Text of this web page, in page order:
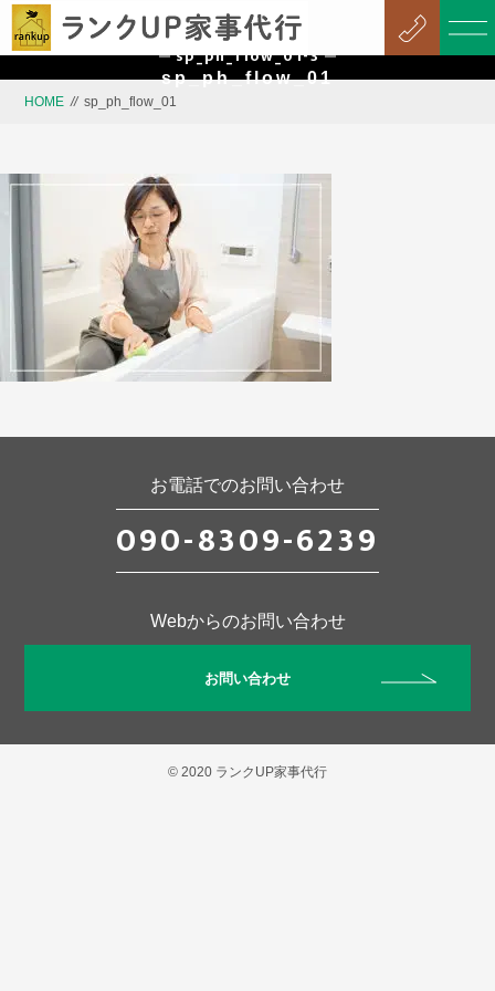
sp_ph_flow_01-3
sp_ph_flow_01
HOME // sp_ph_flow_01
お電話でのお問い合わせ
090-8309-6239
Webからのお問い合わせ
お問い合わせ
© 2020 ランクUP家事代行